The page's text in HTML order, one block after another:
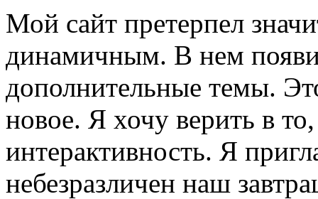
Мой сайт претерпел
динамичным. В нем
дополнительные темы.
новое. Я хочу верить в
интерактивность. Я
небезразличен наш